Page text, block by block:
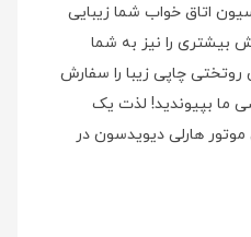
اتاق خواب شما زیبایی
بیشتری را نیز به شما
چاپی زیبا را سفارش
ما بپیوندید! لذت یک
هارلی دیویدسون در